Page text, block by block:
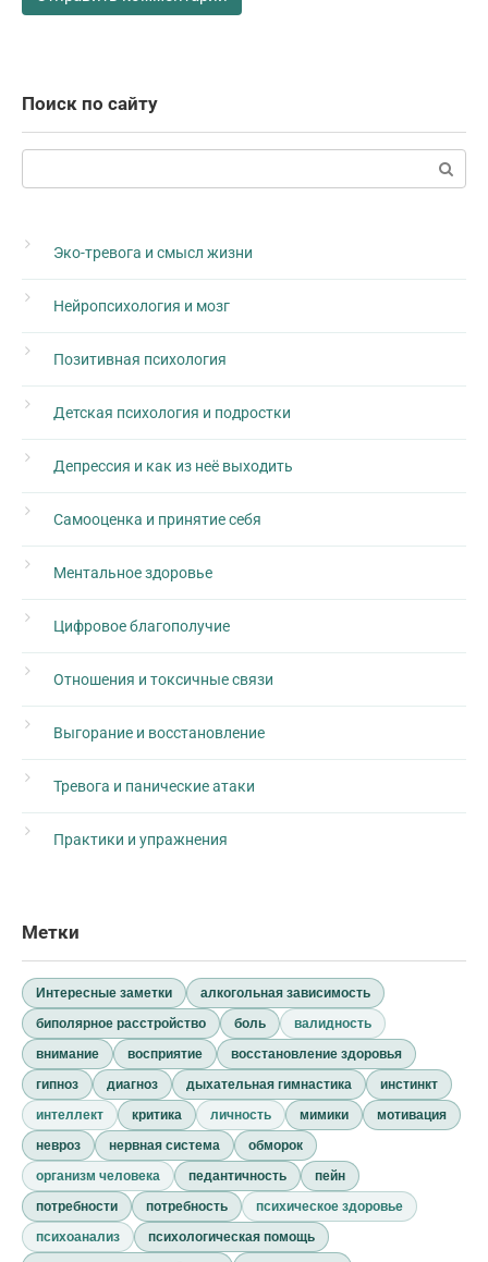
Поиск по сайту
Поиск:
Эко-тревога и смысл жизни
Нейропсихология и мозг
Позитивная психология
Детская психология и подростки
Депрессия и как из неё выходить
Самооценка и принятие себя
Ментальное здоровье
Цифровое благополучие
Отношения и токсичные связи
Выгорание и восстановление
Тревога и панические атаки
Практики и упражнения
Метки
Интересные заметки
алкогольная зависимость
биполярное расстройство
боль
валидность
внимание
восприятие
восстановление здоровья
гипноз
диагноз дыхательная гимнастика
инстинкт
интеллект
критика личность мимики
мотивация
невроз
нервная система
обморок
организм человека
педантичность
пейн
потребности
потребность
психическое здоровье
психоанализ
психологическая помощь